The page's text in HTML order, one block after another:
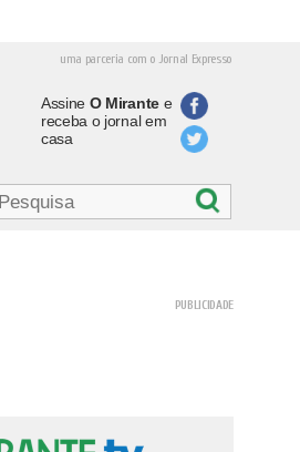
uma parceria com o Jornal Expresso
Assine O Mirantee
receba o jornal em
casa